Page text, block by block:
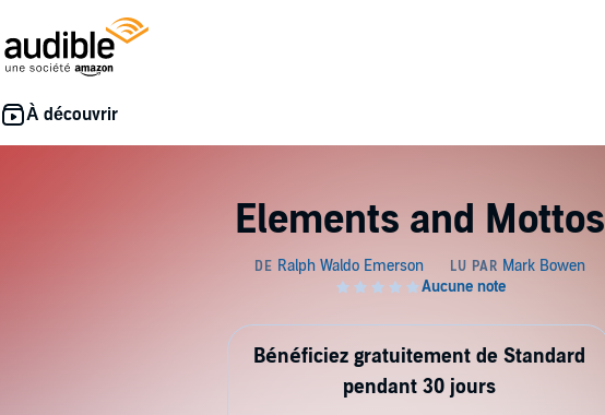
Elements and Mottos
Bénéficiez gratuitement de Standard
pendant 30 jours